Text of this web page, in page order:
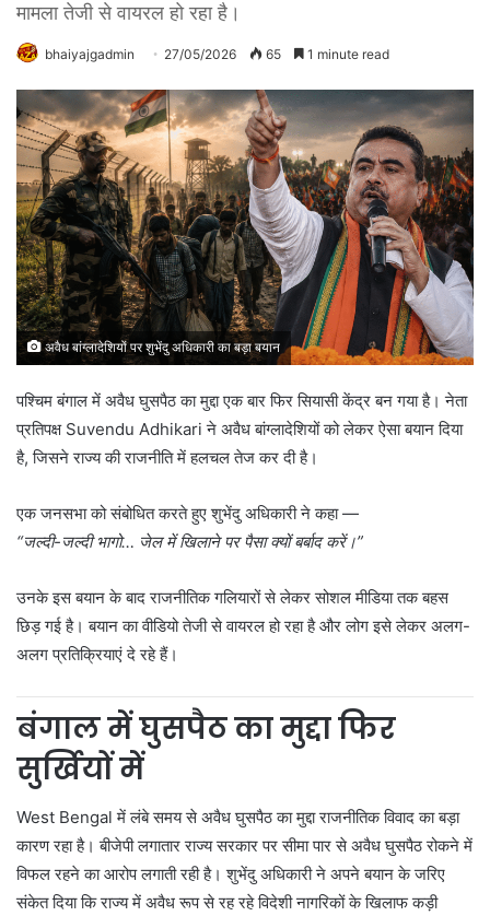
मामला तेजी से वायरल हो रहा है।
bhaiyajgadmin 27/05/2026 65 1 minute read
अवैध बांग्लादेशियों पर शुभेंदु अधिकारी का बड़ा बयान
पश्चिम बंगाल में अवैध घुसपैठ का मुद्दा एक बार फिर सियासी केंद्र बन गया है। नेता
प्रतिपक्ष Suvendu Adhikari ने अवैध बांग्लादेशियों को लेकर ऐसा बयान दिया
है, जिसने राज्य की राजनीति में हलचल तेज कर दी है।
एक जनसभा को संबोधित करते हुए शुभेंदु अधिकारी ने कहा —
“जल्दी-जल्दी भागो… जेल में खिलाने पर पैसा क्यों बर्बाद करें।”
उनके इस बयान के बाद राजनीतिक गलियारों से लेकर सोशल मीडिया तक बहस
छिड़ गई है। बयान का वीडियो तेजी से वायरल हो रहा है और लोग इसे लेकर अलग-
अलग प्रतिक्रियाएं दे रहे हैं।
बंगाल में घुसपैठ का मुद्दा फिर
सुर्खियों में
West Bengal में लंबे समय से अवैध घुसपैठ का मुद्दा राजनीतिक विवाद का बड़ा
कारण रहा है। बीजेपी लगातार राज्य सरकार पर सीमा पार से अवैध घुसपैठ रोकने में
विफल रहने का आरोप लगाती रही है। शुभेंदु अधिकारी ने अपने बयान के जरिए
संकेत दिया कि राज्य में अवैध रूप से रह रहे विदेशी नागरिकों के खिलाफ कड़ी